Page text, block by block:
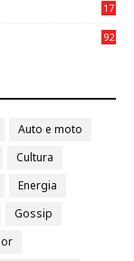
17
92
Auto e moto
Cultura
Energia
Gossip